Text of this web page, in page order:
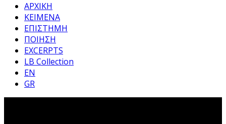
ΑΡΧΙΚΗ
ΚΕΙΜΕΝΑ
ΕΠΙΣΤΗΜΗ
ΠΟΙΗΣΗ
EXCERPTS
LB Collection
EN
GR